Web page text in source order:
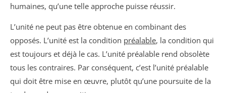
humaines, qu’une telle approche puisse réussir.
L’unité ne peut pas être obtenue en combinant des
opposés. L’unité est la condition préalable, la condition qui
est toujours et déjà le cas. L’unité préalable rend obsolète
tous les contraires. Par conséquent, c’est l’unité préalable
qui doit être mise en œuvre, plutôt qu’une poursuite de la